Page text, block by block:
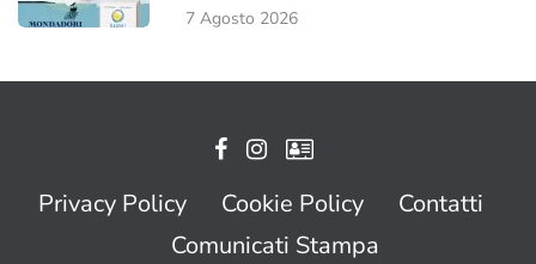
7 Agosto 2026
Privacy Policy Cookie Policy
Contatti
Comunicati Stampa